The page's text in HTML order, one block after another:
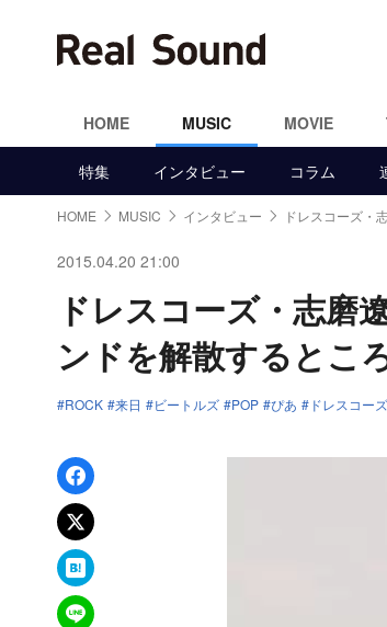
HOME MUSIC MOVIE
特集 インタビュー コラム
HOME MUSIC インタビュー ドレスコーズ・
2015.04.20 21:00
ドレスコーズ・志磨
ンドを解散するとこ
ROCK 来日 ビートルズ POP ぴあ ドレスコーズ
Facebookでシェア
xでポスト
はてなブックマーク
LINEで送る